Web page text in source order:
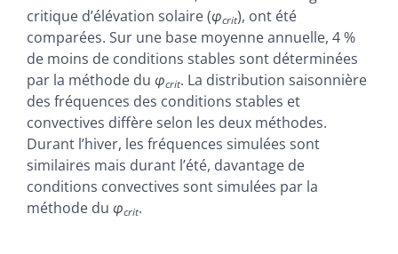
critique d’élévation solaire (φcrit), ont été
comparées. Sur une base moyenne annuelle, 4 %
de moins de conditions stables sont déterminées
par la méthode du φcrit. La distribution saisonnière
des fréquences des conditions stables et
convectives diffère selon les deux méthodes.
Durant l’hiver, les fréquences simulées sont
similaires mais durant l’été, davantage de
conditions convectives sont simulées par la
méthode du φcrit.